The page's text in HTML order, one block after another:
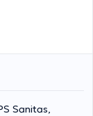
Sanitas,